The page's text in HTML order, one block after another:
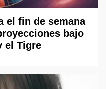
el fin de semana
bajo
el Tigre